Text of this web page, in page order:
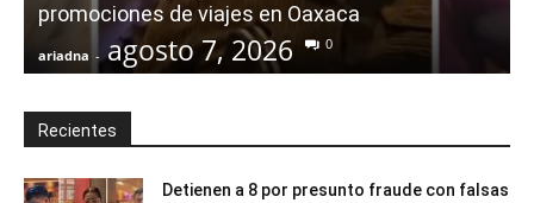
promociones de viajes en Oaxaca
ariadna - agosto 7, 2026 0
Recientes
Detienen a 8 por presunto fraude con falsas